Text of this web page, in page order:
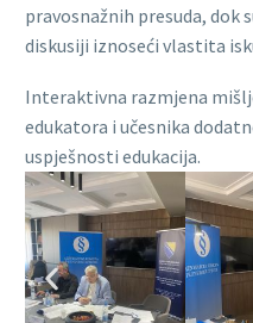
pravosnažnih presuda, dok
diskusiji iznoseći vlastita
Interaktivna razmjena
edukatora i učesnika
uspješnosti edukacija.